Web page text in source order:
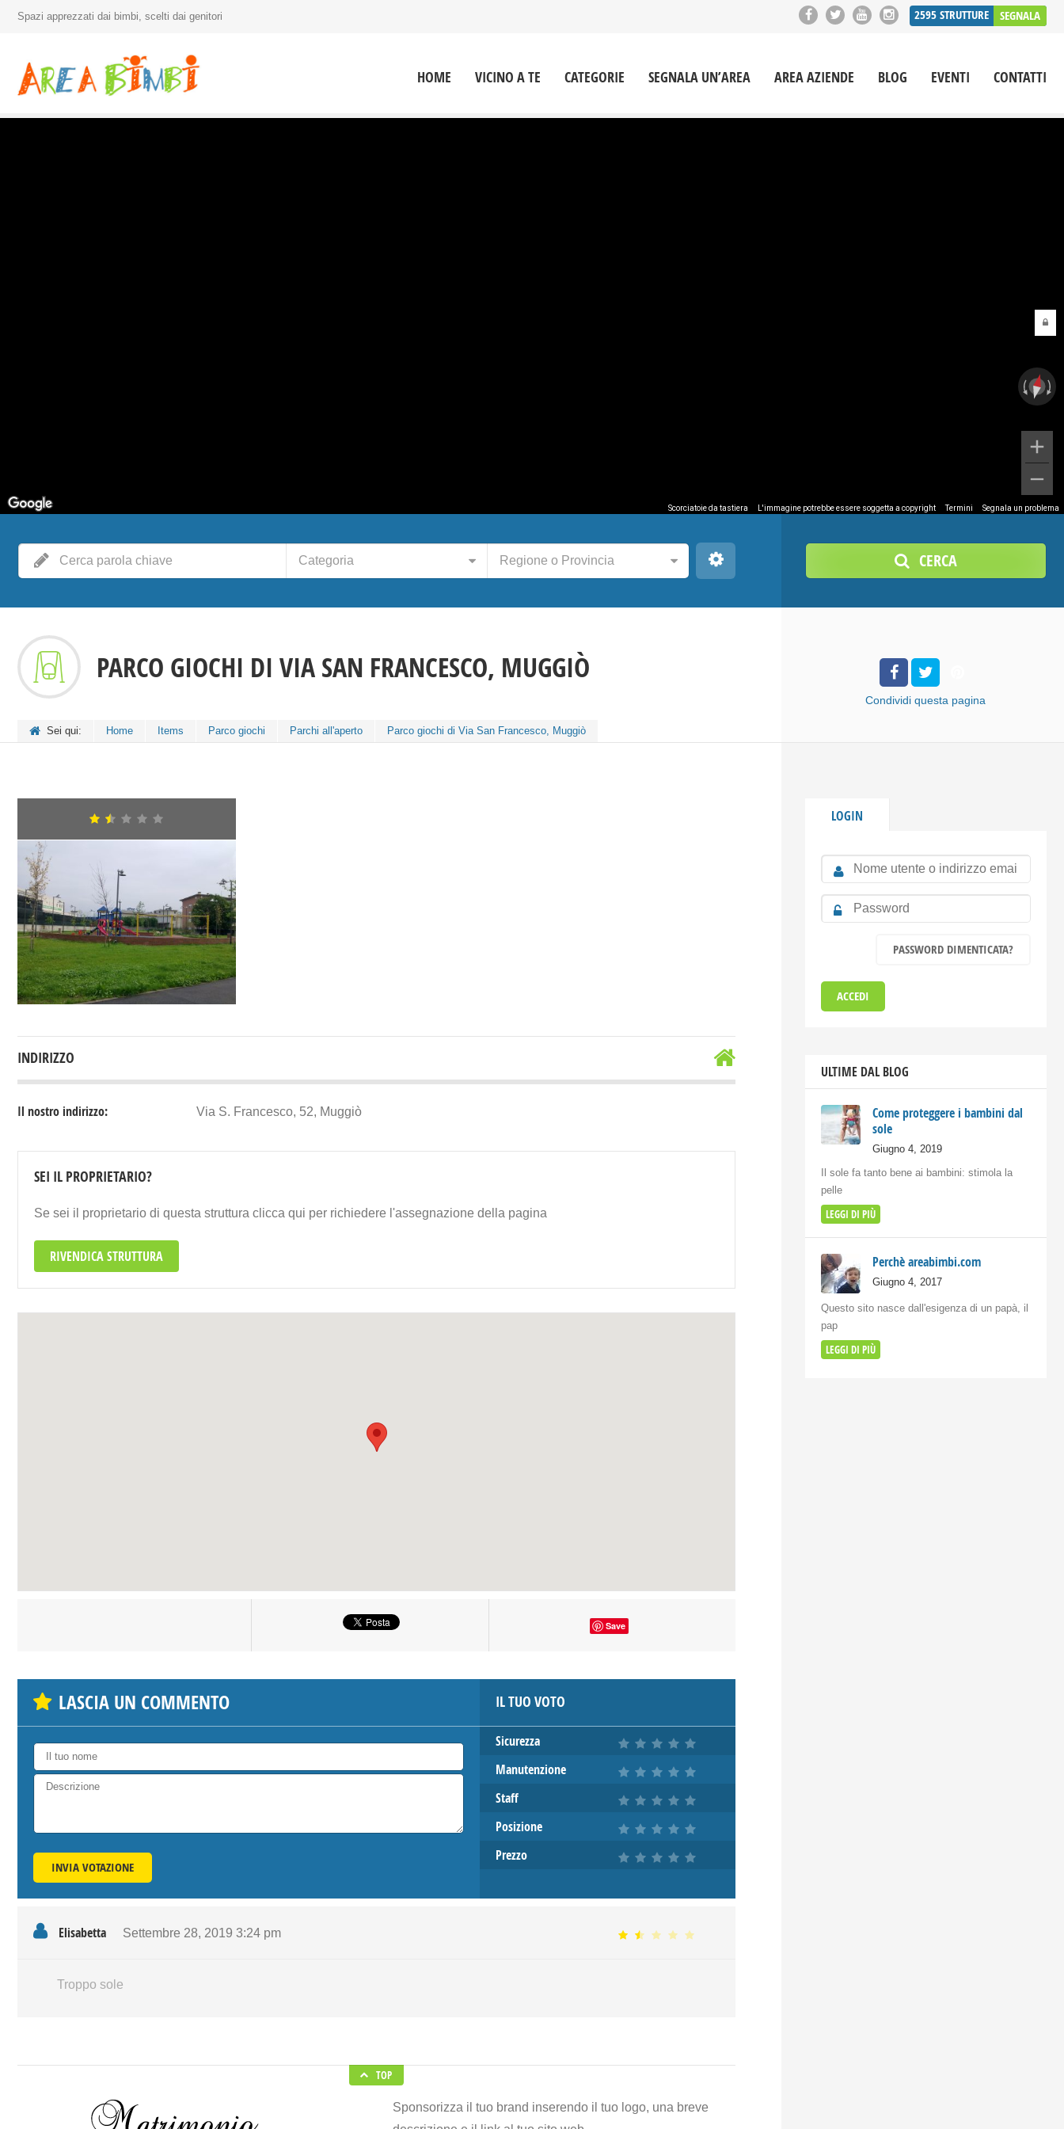
2595STRUTTURE SEGNALA
Spazi apprezzati dai bimbi, scelti dai genitori
HOME VICINO A TE CATEGORIE SEGNALA UN’AREA AREA AZIENDE BLOG EVENTI CONTATTI
Scorciatoie da tastiera L'immagine potrebbe essere soggetta a copyright Termini Segnala un problema
Categoria Regione o Provincia CERCA
PARCO GIOCHI DI VIA SAN FRANCESCO, MUGGIÒ
Sei qui: Home Items Parco giochi Parchi all'aperto Parco giochi di Via San Francesco, Muggiò
Condividi questa pagina
INDIRIZZO
Il nostro indirizzo: Via S. Francesco, 52, Muggiò
SEI IL PROPRIETARIO?
Se sei il proprietario di questa struttura clicca qui per richiedere l'assegnazione della pagina
RIVENDICA STRUTTURA
Save
LASCIA UN COMMENTO IL TUO VOTO
Sicurezza
Manutenzione
Staff
Posizione
Prezzo
INVIA VOTAZIONE
Elisabetta Settembre 28, 2019 3:24 pm
Troppo sole
TOP
Sponsorizza il tuo brand inserendo il tuo logo, una breve
LOGIN
PASSWORD DIMENTICATA?
ULTIME DAL BLOG
Come proteggere i bambini dal
sole
Giugno 4, 2019
Il sole fa tanto bene ai bambini: stimola la
pelle
LEGGI DI PIÙ
Perchè areabimbi.com
Giugno 4, 2017
Questo sito nasce dall'esigenza di un papà, il
pap
LEGGI DI PIÙ